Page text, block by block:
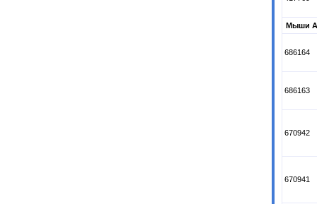
Мыши
686164
686163
670942
670941